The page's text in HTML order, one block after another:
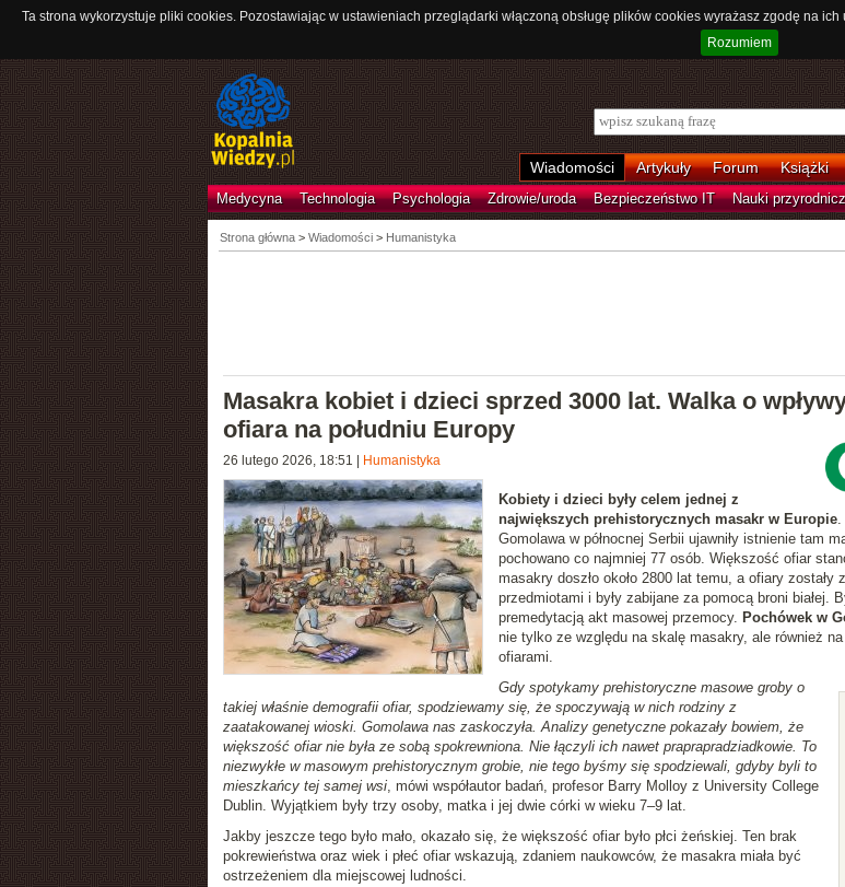
Ta strona wykorzystuje pliki cookies. Pozostawiając w ustawieniach przeglądarki włączoną obsługę plików cookies wyrażasz zgodę na
Rozumiem
Wiadomości Artykuły Forum Książki
Medycyna Technologia Psychologia Zdrowie/uroda Bezpieczeństwo IT Nauki
Strona główna> Wiadomości > Humanistyka
Masakra kobiet i dzieci sprzed 3000 lat. Walka o
ofiara na południu Europy
26 lutego 2026, 18:51 Humanistyka
Kobiety i dzieci były celem jednej z
największych prehistorycznych masakr w Europie.
Gomolawa w północnej Serbii ujawniły istnienie tam
pochowano co najmniej 77 osób. Większość ofiar
masakry doszło około 2800 lat temu, a ofiary zostały
przedmiotami i były zabijane za pomocą broni białej.
premedytacją akt masowej przemocy. Pochówek w
nie tylko ze względu na skalę masakry, ale również
ofiarami.
Gdy spotykamy prehistoryczne masowe groby o
takiej właśnie demografii ofiar, spodziewamy się, że spoczywają w nich rodziny z
zaatakowanej wioski. Gomolawa nas zaskoczyła. Analizy genetyczne pokazały bowiem, że
większość ofiar nie była ze sobą spokrewniona. Nie łączyli ich nawet praprapradziadkowie. To
niezwykłe w masowym prehistorycznym grobie, nie tego byśmy się spodziewali, gdyby byli to
mieszkańcy tej samej wsi, mówi współautor badań, profesor Barry Molloy z University College
Dublin. Wyjątkiem były trzy osoby, matka i jej dwie córki w wieku 7–9 lat.
Jakby jeszcze tego było mało, okazało się, że większość ofiar było płci żeńskiej. Ten brak
pokrewieństwa oraz wiek i płeć ofiar wskazują, zdaniem naukowców, że masakra miała być
ostrzeżeniem dla miejscowej ludności.